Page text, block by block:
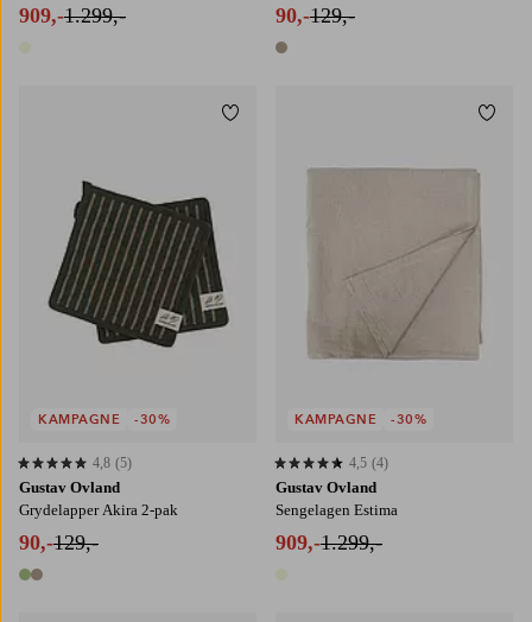
909,-1.299,- 90,-129,-
1 farve
Gustav Ovland
Grydelapper Akira 2-pak
90,-129,-
2 farver
4,8 baseret på 5 bedømmelser
4,8 (5)
KAMPAGNE -30%
Tilføj til favoritter
Gustav Ovland
Sengelagen Estima
909,-1.299,-
4,5 baseret på 4 bedømmelser
4,5 (4)
KAMPAGNE -30%